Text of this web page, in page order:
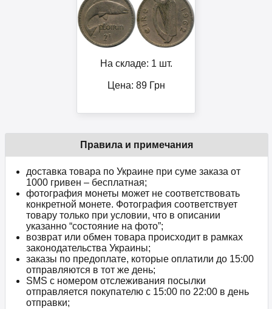
На складе: 1 шт.
Цена: 89Грн
Правила и примечания
доставка товара по Украине при суме заказа от
1000 гривен – бесплатная;
фотография монеты может не соответствовать
конкретной монете. Фотография соответствует
товару только при условии, что в описании
указанно “состояние на фото”;
возврат или обмен товара происходит в рамках
законодательства Украины;
заказы по предоплате, которые оплатили до 15:00
отправляются в тот же день;
SMS с номером отслеживания посылки
отправляется покупателю с 15:00 по 22:00 в день
отправки;